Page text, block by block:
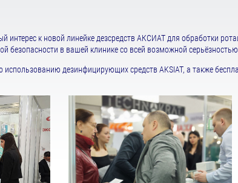
к новой линейке дезсредств АКСИАТ для обработки
в вашей клинике со всей возможной серьёзностью.
дезинфицирующих средств AKSIAT, а также